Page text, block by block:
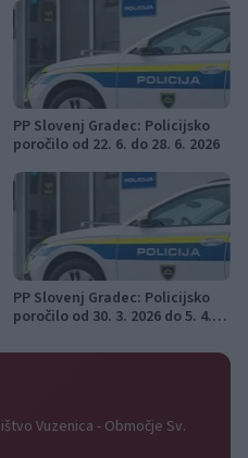
PP Slovenj Gradec: Policijsko
poročilo od 22. 6. do 28. 6. 2026
PP Slovenj Gradec: Policijsko
poročilo od 30. 3. 2026 do 5. 4.
Vuzenica - Območje Sv.